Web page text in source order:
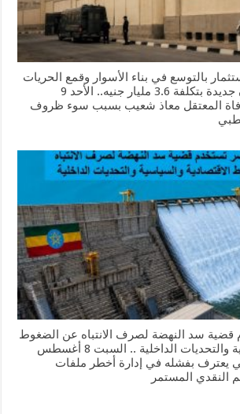
بالتوسع في بناء الأسوار وقمع الحريات
ويعتزم بناء 7 سجون جديدة بتكلفة 3.6 مليار جنيه.. الأحد 9
2026م.. وفاة المعتقل معاذ شعيب بسبب سوء ظروف
قضية سد النهضة لصرف الانتباه عن الضغوط
الاقتصادية والسياسية والتحديات الداخلية .. السبت 8 أغسطس
يعترف بفشله في إدارة أخطر ملفات
النقدي المستمر